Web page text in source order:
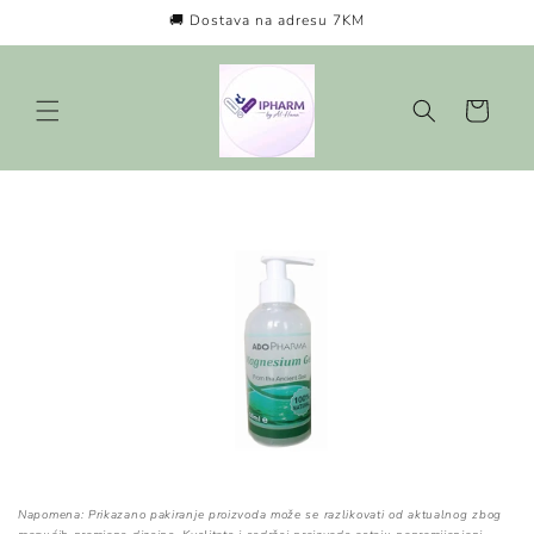
sadržaj
🚚 Dostava na adresu 7KM
Košarica
Napomena: Prikazano pakiranje proizvoda može se razlikovati od aktualnog zbog